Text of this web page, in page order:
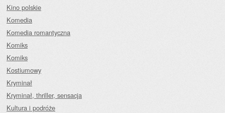
Kino polskie
Komedia
Komedia romantyczna
Komiks
Komiks
Kostiumowy
Kryminał
Kryminał, thriller, sensacja
Kultura i podróże